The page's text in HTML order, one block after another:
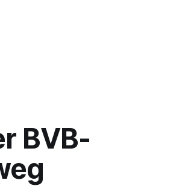
BVB-